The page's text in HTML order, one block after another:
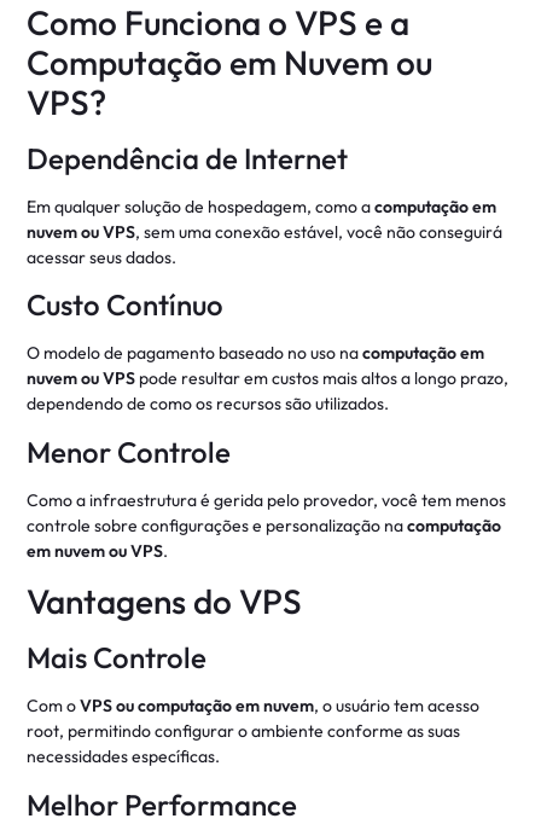
Como Funciona o VPS e a
Computação em Nuvem ou
VPS?
Dependência de Internet
Em qualquer solução de hospedagem, como acomputação em
nuvem ou VPS, sem uma conexão estável, você não conseguirá
acessar seus dados.
Custo Contínuo
O modelo de pagamento baseado no uso nacomputação em
nuvem ou VPS pode resultar em custos mais altos a longo prazo,
dependendo de como os recursos são utilizados.
Menor Controle
Como a infraestrutura é gerida pelo provedor, você tem menos
controle sobre configurações e personalização nacomputação
em nuvem ou VPS.
Vantagens do VPS
Mais Controle
Com oVPS ou computação em nuvem, o usuário tem acesso
root, permitindo configurar o ambiente conforme as suas
necessidades específicas.
Melhor Performance